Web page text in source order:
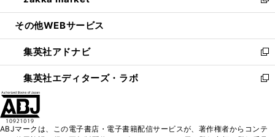
開
ウ
開
く
ン
ウ
で
開
く
ウ
ン
ド
ウ
で
し
ウ
ィ
ン
ド
く
その他WEBサービス
集英社アドナビ
新
し
い
ド
集英社エディターズ・ラボ
新
ィ
ABJマークは、この電子書店・電子書籍配信サービスが、著作権者からコンテ